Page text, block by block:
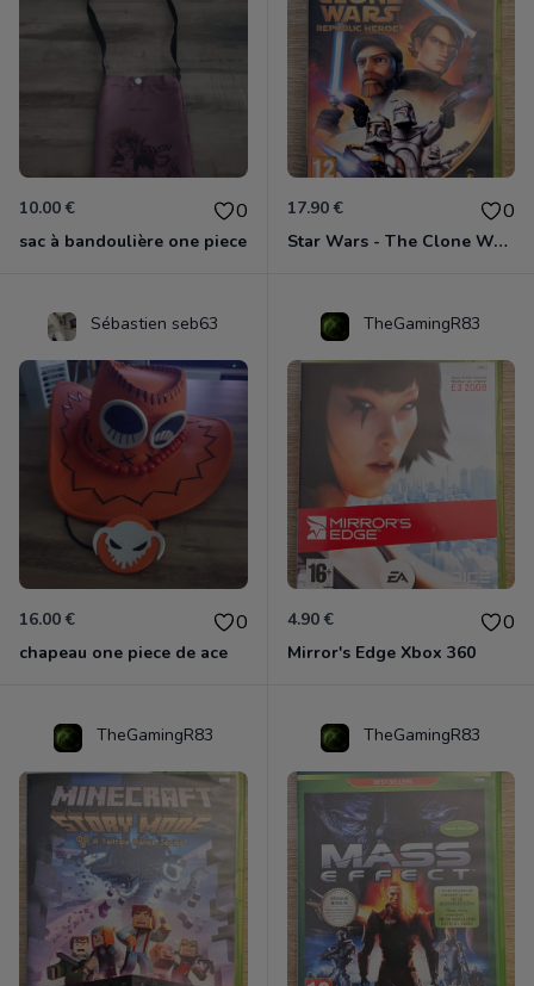
10.00 € 0
sac à bandoulière one piece
17.90 € 0
Star Wars - The Clone Wars - Les Héros De La République Xbox 360
Sébastien seb63
16.00 € 0
chapeau one piece de ace
TheGamingR83
4.90 € 0
Mirror's Edge Xbox 360
TheGamingR83 TheGamingR83